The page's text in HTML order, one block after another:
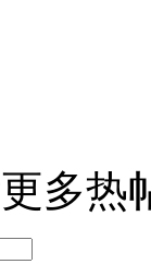
多热